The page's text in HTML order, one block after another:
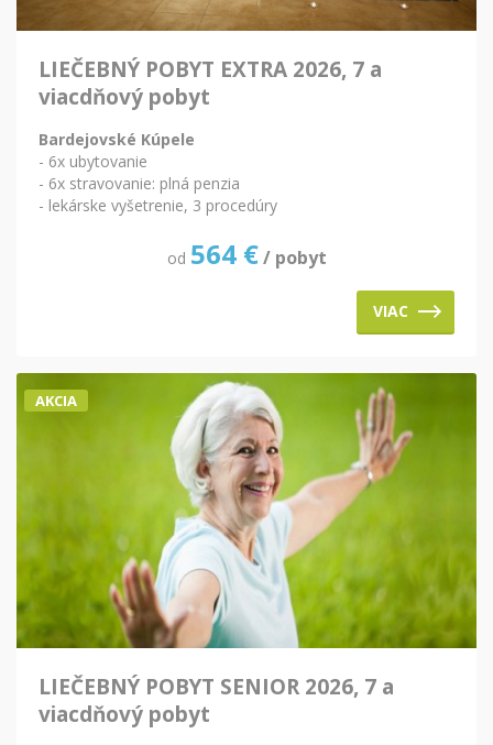
LIEČEBNÝ POBYT EXTRA 2026, 7 a
viacdňový pobyt
Bardejovské Kúpele
- 6x ubytovanie
- 6x stravovanie: plná penzia
- lekárske vyšetrenie, 3 procedúry
od 564 € / pobyt
VIAC
AKCIA
LIEČEBNÝ POBYT SENIOR 2026, 7 a
viacdňový pobyt